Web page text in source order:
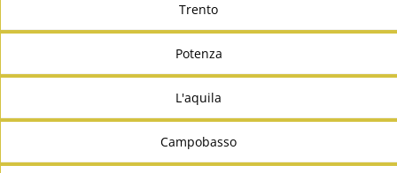
Trento
Potenza
L'aquila
Campobasso